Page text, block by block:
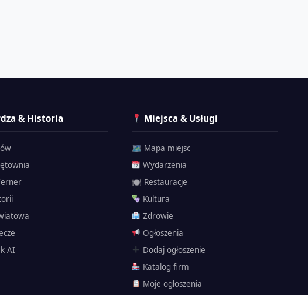
Przemyślak
🗺 Atrakcje Twierdza
& Historia
AI
Miejsca & Usługi
🗺 Mapa miejsc
Wydarzenia
🍽 Restauracje
Kultura
Zdrowie
Ogłoszenia
Dodaj ogłoszenie
Katalog firm
Moje ogłoszenia